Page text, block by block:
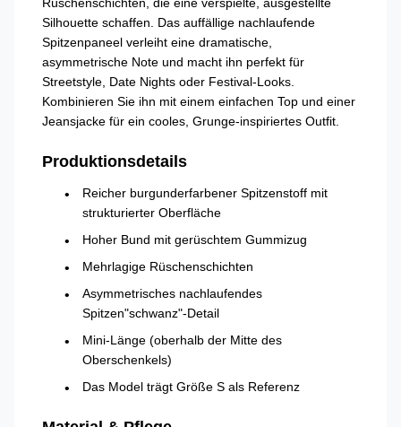
Silhouette schaffen. Das auffällige nachlaufende
Spitzenpaneel verleiht eine dramatische,
asymmetrische Note und macht ihn perfekt für
Streetstyle, Date Nights oder Festival-Looks.
Kombinieren Sie ihn mit einem einfachen Top und einer
Jeansjacke für ein cooles, Grunge-inspiriertes Outfit.
Produktionsdetails
Reicher burgunderfarbener Spitzenstoff mit
strukturierter Oberfläche
Hoher Bund mit gerüschtem Gummizug
Mehrlagige Rüschenschichten
Asymmetrisches nachlaufendes
Spitzen"schwanz"-Detail
Mini-Länge (oberhalb der Mitte des
Oberschenkels)
Das Model trägt Größe S als Referenz